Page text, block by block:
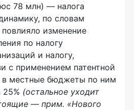
78 млн) — налога
по словам
изменение
по налогу
и налогу,
с применением патентной
местные бюджеты по ним
25% (остальное уходит
— прим. «Нового